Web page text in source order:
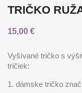
TRIČKO
15,00 €
Vyšívané tričko s
tričiek:
1. dámske tričko